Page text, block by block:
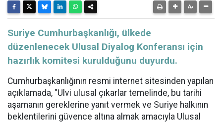
Suriye Cumhurbaşkanlığı, ülkede
düzenlenecek Ulusal Diyalog Konferansı için
hazırlık komitesi kurulduğunu duyurdu.
Cumhurbaşkanlığının resmi internet sitesinden yapılan
açıklamada, "Ulvi ulusal çıkarlar temelinde, bu tarihi
aşamanın gereklerine yanıt vermek ve Suriye halkının
beklentilerini güvence altına almak amacıyla Ulusal